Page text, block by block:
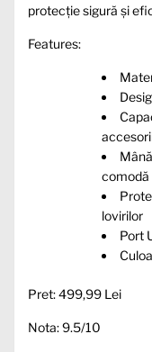
protecție sigură și
Features:
comodă
lovirilor
Port
Pret: 499,99 Lei
Nota: 9.5/10